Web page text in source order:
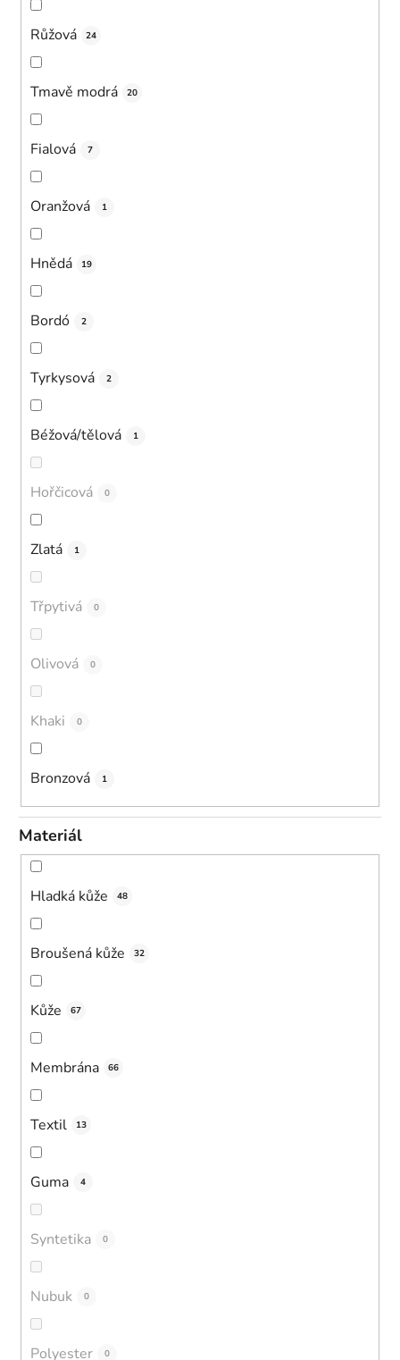
Růžová 24
Tmavě modrá 20
Fialová 7
Oranžová 1
Hnědá 19
Bordó 2
Tyrkysová 2
Béžová/tělová 1
Hořčicová 0
Zlatá 1
Třpytivá 0
Olivová 0
Khaki 0
Bronzová 1
Materiál
Hladká kůže 48
Broušená kůže 32
Kůže 67
Membrána 66
Textil 13
Guma 4
Syntetika 0
Nubuk 0
Polyester 0